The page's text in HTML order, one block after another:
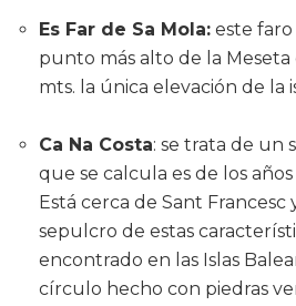
Es Far de Sa Mola: este faro
punto más alto de la Meseta
mts. la única elevación de la
Ca Na Costa: se trata de un
que se calcula es de los años
Está cerca de Sant Francesc
sepulcro de estas
encontrado en las Islas
círculo hecho con piedras